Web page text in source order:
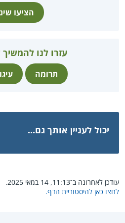
הציעו
עזרו לנו להמשיך
תרומה
יכול לעניין אותך גם...
עודכן לאחרונה ב־11:13, 14 במאי 2025.
לחצו כאן להיסטוריית הדף.